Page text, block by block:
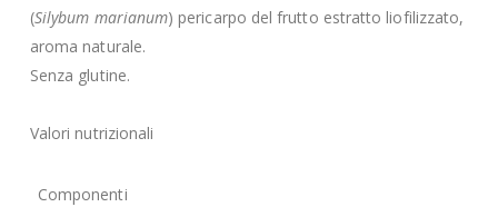
(Silybum marianum) pericarpo del frutto estratto liofilizzato,
aroma naturale.
Senza glutine.
Valori nutrizionali
Componenti